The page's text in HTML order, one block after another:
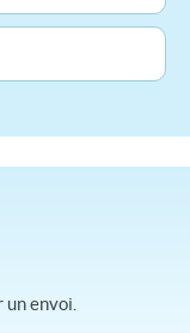
envoi.